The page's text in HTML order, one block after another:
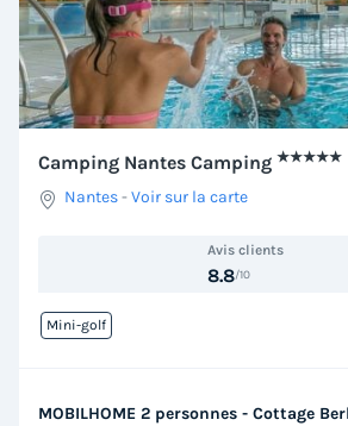
Camping Nantes Camping ★★★★★
Nantes-Voir sur la carte
Avis clients
8.8/10
Mini-golf
MOBILHOME 2 personnes - Cottage